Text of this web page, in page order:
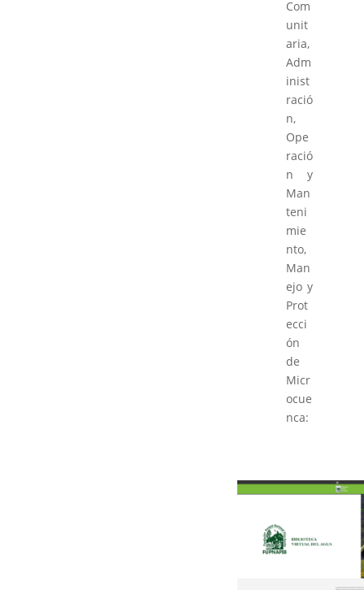
Com
unit
aria,
Adm
inist
ració
n,
Ope
ració
n y
Man
teni
mie
nto,
Man
ejo y
Prot
ecci
ón
de
Micr
ocue
nca: